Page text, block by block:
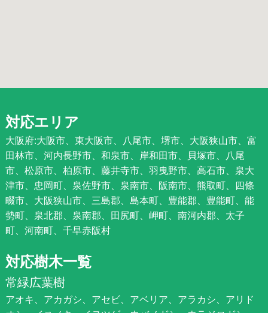
対応エリア
大阪府:大阪市、東大阪市、八尾市、堺市、大阪狭山市、富
田林市、河内長野市、和泉市、岸和田市、貝塚市、八尾
市、松原市、柏原市、藤井寺市、羽曳野市、高石市、泉大
津市、忠岡町、泉佐野市、泉南市、阪南市、熊取町、四條
畷市、大阪狭山市、三島郡、島本町、豊能郡、豊能町、能
勢町、泉北郡、泉南郡、田尻町、岬町、南河内郡、太子
町、河南町、千早赤阪村
対応樹木一覧
常緑広葉樹
アオキ、アカガシ、アセビ、アベリア、アラカシ、アリド